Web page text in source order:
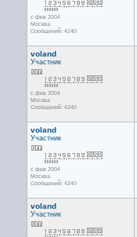
с фев 2004
Москва
Сообщений: 4240
voland
Участник
с фев 2004
Москва
Сообщений: 4240
voland
Участник
с фев 2004
Москва
Сообщений: 4240
voland
Участник